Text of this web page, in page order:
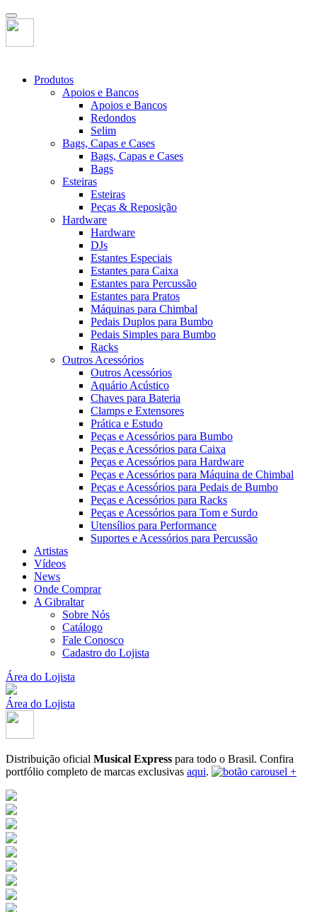
Produtos
Apoios e Bancos
Apoios e Bancos
Redondos
Selim
Bags, Capas e Cases
Bags, Capas e Cases
Bags
Esteiras
Esteiras
Peças & Reposição
Hardware
Hardware
DJs
Estantes Especiais
Estantes para Caixa
Estantes para Percussão
Estantes para Pratos
Máquinas para Chimbal
Pedais Duplos para Bumbo
Pedais Simples para Bumbo
Racks
Outros Acessórios
Outros Acessórios
Aquário Acústico
Chaves para Bateria
Clamps e Extensores
Prática e Estudo
Peças e Acessórios para Bumbo
Peças e Acessórios para Caixa
Peças e Acessórios para Hardware
Peças e Acessórios para Máquina de Chimbal
Peças e Acessórios para Pedais de Bumbo
Peças e Acessórios para Racks
Peças e Acessórios para Tom e Surdo
Utensílios para Performance
Suportes e Acessórios para Percussão
Artistas
Vídeos
News
Onde Comprar
A Gibraltar
Sobre Nós
Catálogo
Fale Conosco
Cadastro do Lojista
Área do Lojista
Área do Lojista
Distribuição oficial Musical Express para todo o Brasil. Confira
portfólio completo de marcas exclusivas aqui.